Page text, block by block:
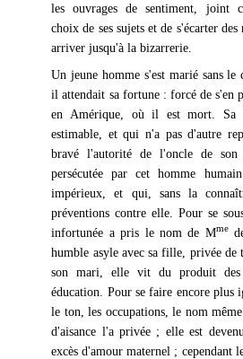
les ouvrages de sentiment, joint
choix de ses sujets et de s'écarter des
arriver jusqu'à la bizarrerie.
Un jeune homme s'est marié sans le
il attendait sa fortune : forcé de s'en
en Amérique, où il est mort. Sa
estimable, et qui n'a pas d'autre
bravé l'autorité de l'oncle de
persécutée par cet homme
impérieux, et qui, sans la
préventions contre elle. Pour se
infortunée a pris le nom de Mme
humble asyle avec sa fille, privée de
son mari, elle vit du produit des
éducation. Pour se faire encore plus
le ton, les occupations, le nom
d'aisance l'a privée ; elle est
excès d'amour maternel ; cependant